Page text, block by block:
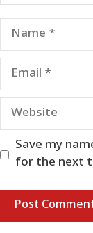
Name
Email
Website
Save my
for the next